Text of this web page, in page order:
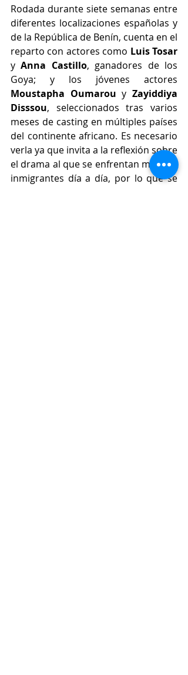
Rodada durante siete semanas entre
diferentes localizaciones españolas y
de la República de Benín, cuenta en el
reparto con actores como Luis Tosar
y Anna Castillo, ganadores de los
Moustapha Oumarou y Zayiddiya
Disssou, seleccionados tras varios
meses de casting en múltiples países
del continente africano. Es necesario
verla ya que invita a la reflexión sobre
el drama al que se enfrentan muchos
inmigrantes día a día, por lo que se